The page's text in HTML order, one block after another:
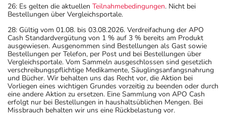
vollständig verzichtet werden.
Bitte verwenden Sie dieses Arzneimittel nicht mehr nach
dem auf der Packung oder der Umverpackung
angegebenen Verfallsdatum. Das Verfallsdatum bezieht
sich auf den letzten Tag des angegebenen Monats.
26: Es gelten die aktuellen Teilnahmebedingungen. Nicht bei
Bestellungen über Vergleichsportale.
28: Gültig vom 01.08. bis 03.08.2026. Verdreifachung der APO
Cash Standardvergütung von 1 % auf 3 % bereits am Produkt
ausgewiesen. Ausgenommen sind Bestellungen als Gast sowie
Bestellungen per Telefon, per Post und bei Bestellungen über
Vergleichsportale. Vom Sammeln ausgeschlossen sind gesetzlich
verschreibungspflichtige Medikamente, Säuglingsanfangsnahrung
und Bücher. Wir behalten uns das Recht vor, die Aktion bei
Vorliegen eines wichtigen Grundes vorzeitig zu beenden oder durch
eine andere Aktion zu ersetzen. Eine Sammlung von APO Cash
erfolgt nur bei Bestellungen in haushaltsüblichen Mengen. Bei
Missbrauch behalten wir uns eine Rückbelastung vor.